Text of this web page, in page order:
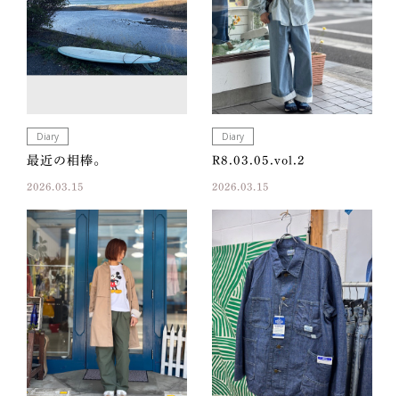
Diary
最近の相棒。
2026.03.15
Diary
R8.03.05.vol.2
2026.03.15